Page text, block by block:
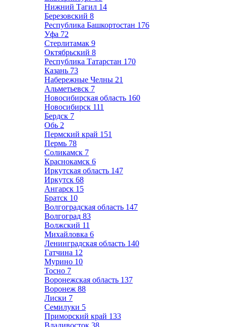
Нижний Тагил 14
Березовский 8
Республика Башкортостан 176
Уфа 72
Стерлитамак 9
Октябрьский 8
Республика Татарстан 170
Казань 73
Набережные Челны 21
Альметьевск 7
Новосибирская область 160
Новосибирск 111
Бердск 7
Обь 2
Пермский край 151
Пермь 78
Соликамск 7
Краснокамск 6
Иркутская область 147
Иркутск 68
Ангарск 15
Братск 10
Волгоградская область 147
Волгоград 83
Волжский 11
Михайловка 6
Ленинградская область 140
Гатчина 12
Мурино 10
Тосно 7
Воронежская область 137
Воронеж 88
Лиски 7
Семилуки 5
Приморский край 133
Владивосток 38